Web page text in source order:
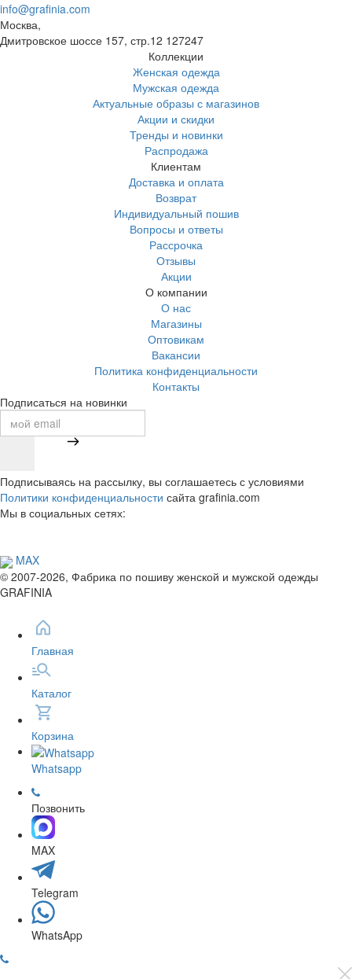
info@grafinia.com
Москва,
Дмитровское шоссе 157, стр.12 127247
Коллекции
Женская одежда
Мужская одежда
Актуальные образы с магазинов
Акции и скидки
Тренды и новинки
Распродажа
Клиентам
Доставка и оплата
Возврат
Индивидуальный пошив
Вопросы и ответы
Рассрочка
Отзывы
Акции
О компании
О нас
Магазины
Оптовикам
Вакансии
Политика конфиденциальности
Контакты
Подписаться на новинки
Подписываясь на рассылку, вы соглашаетесь с условиями
Политики конфиденциальности сайта grafinia.com
Мы в социальных сетях:
MAX
© 2007-2026, Фабрика по пошиву женской и мужской одежды
GRAFINIA
Главная
Каталог
Корзина
Whatsapp
Позвонить
MAX
Telegram
WhatsApp